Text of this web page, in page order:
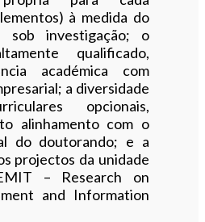
à medida do
sob investigação; o
qualificado,
académica com
a diversidade
opcionais,
alinhamento com o
do doutorando; e a
projectos da unidade
– Research on
and Information